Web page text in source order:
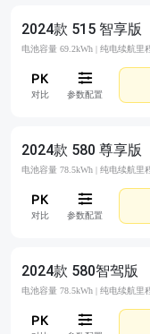
2024款 515 智享版
电池容量 69.2kWh | 纯电续航里
对比 参数配置
2024款 580 尊享版
电池容量 78.5kWh | 纯电续航里
对比 参数配置
2024款 580智驾版
电池容量 78.5kWh | 纯电续航里